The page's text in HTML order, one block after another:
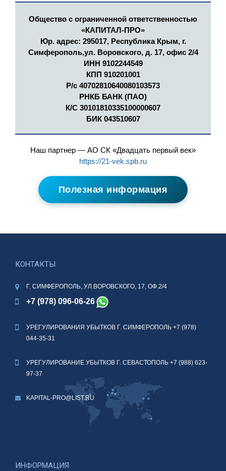
Общество с ограниченной ответственностью
«КАПИТАЛ-ПРО»
Юр. адрес: 295017, Республика Крым, г.
Симферополь,ул. Воровского, д. 17, офис 2/4
ИНН 9102244549
КПП 910201001
Р/с 40702810640080103573
РНКБ БАНК (ПАО)
К/С 30101810335100000607
БИК 043510607
Наш партнер — АО СК «Двадцать первый век»
https://21-vek.spb.ru
Полезная информация
КОНТАКТЫ
Г. СИМФЕРОПОЛЬ, УЛ.ВОРОВСКОГО, 17, ОФ.2/4
+7 (978) 096-06-26
УРЕГУЛИРОВАНИЯ УБЫТКОВ Г. СИМФЕРОПОЛЬ +7 (978)
044-35-31
УРЕГУЛИРОВАНИЕ УБЫТКОВ Г. СЕВАСТОПОЛЬ +7 (988) 623-
97-37
KAPITAL-PRO@LIST.RU
ИНФОРМАЦИЯ